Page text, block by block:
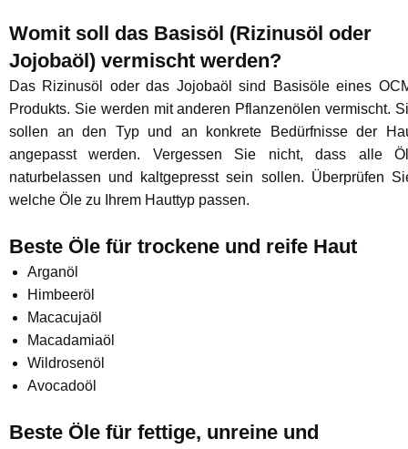
Womit soll das Basisöl (Rizinusöl oder
Jojobaöl) vermischt werden?
Das Rizinusöl oder das Jojobaöl sind Basisöle eines
Produkts. Sie werden mit anderen Pflanzenölen vermischt.
sollen an den Typ und an konkrete Bedürfnisse der
angepasst werden. Vergessen Sie nicht, dass alle
naturbelassen und kaltgepresst sein sollen. Überprüfen
welche Öle zu Ihrem Hauttyp passen.
Beste Öle für trockene und reife Haut
Arganöl
Himbeeröl
Macacujaöl
Macadamiaöl
Wildrosenöl
Avocadoöl
Beste Öle für fettige, unreine und